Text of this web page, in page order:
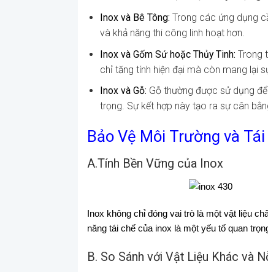
Inox và Bê Tông: Trong các ứng dụng
và khả năng thi công linh hoạt hơn.
Inox và Gốm Sứ hoặc Thủy Tinh: Trong
chỉ tăng tính hiện đại mà còn mang lại
Inox và Gỗ: Gỗ thường được sử dụng
trọng. Sự kết hợp này tạo ra sự cân
Bảo Vệ Môi Trường và Tái
A.Tính Bền Vững của Inox
Inox không chỉ đóng vai trò là một vật liệu
năng tái chế của inox là một yếu tố quan
B. So Sánh với Vật Liệu Khác và